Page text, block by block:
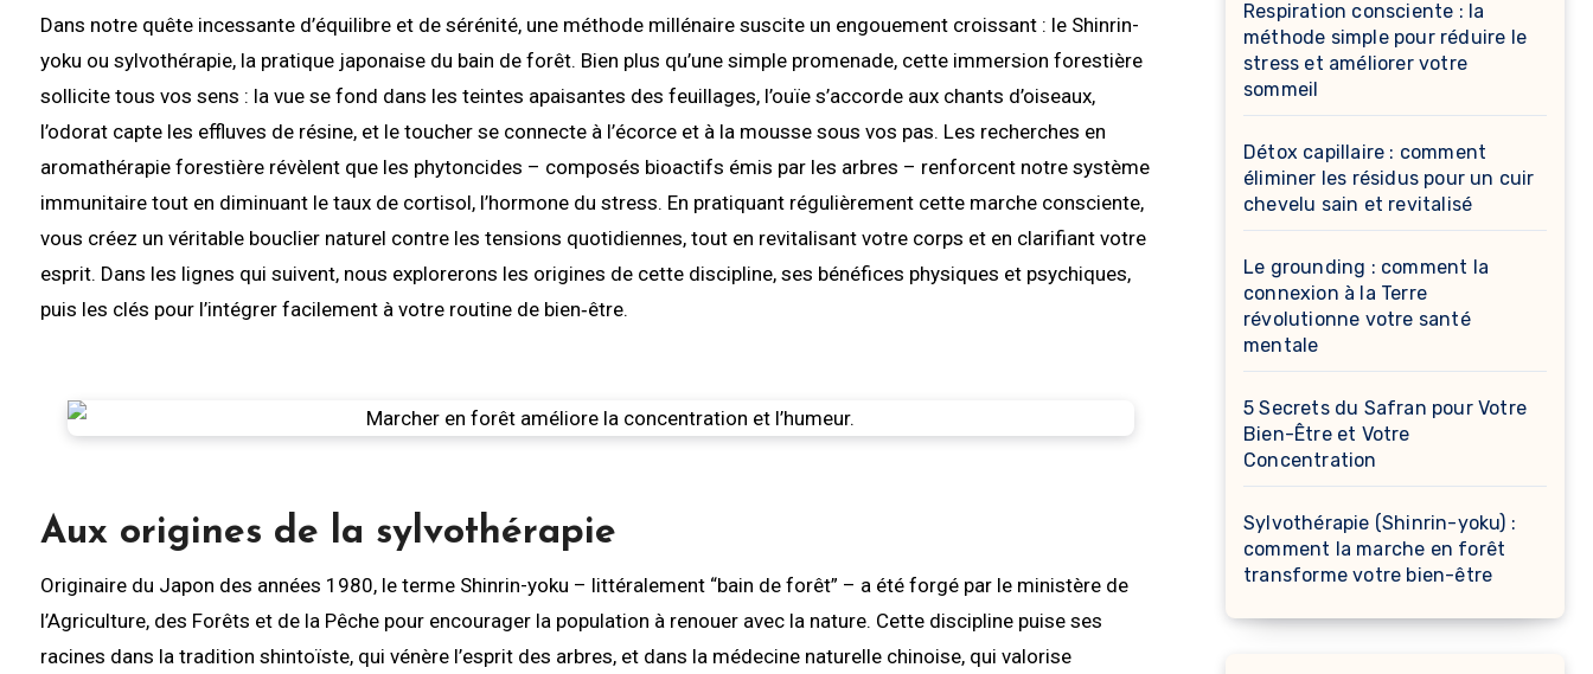
Dans notre quête incessante d’équilibre et de sérénité, une méthode millénaire suscite un engouement croissant : le Shinrin-
yoku ou sylvothérapie, la pratique japonaise du bain de forêt. Bien plus qu’une simple promenade, cette immersion forestière
sollicite tous vos sens : la vue se fond dans les teintes apaisantes des feuillages, l’ouïe s’accorde aux chants d’oiseaux,
l’odorat capte les effluves de résine, et le toucher se connecte à l’écorce et à la mousse sous vos pas. Les recherches en
aromathérapie forestière révèlent que les phytoncides – composés bioactifs émis par les arbres – renforcent notre système
immunitaire tout en diminuant le taux de cortisol, l’hormone du stress. En pratiquant régulièrement cette marche consciente,
vous créez un véritable bouclier naturel contre les tensions quotidiennes, tout en revitalisant votre corps et en clarifiant votre
esprit. Dans les lignes qui suivent, nous explorerons les origines de cette discipline, ses bénéfices physiques et psychiques,
puis les clés pour l’intégrer facilement à votre routine de bien‑être.
Aux origines de la sylvothérapie
Originaire du Japon des années 1980, le terme Shinrin-yoku – littéralement “bain de forêt” – a été forgé par le ministère de
l’Agriculture, des Forêts et de la Pêche pour encourager la population à renouer avec la nature. Cette discipline puise ses
racines dans la tradition shintoïste, qui vénère l’esprit des arbres, et dans la médecine naturelle chinoise, qui valorise
Respiration consciente : la
méthode simple pour réduire le
stress et améliorer votre
sommeil
Détox capillaire : comment
éliminer les résidus pour un cuir
chevelu sain et revitalisé
Le grounding : comment la
connexion à la Terre
révolutionne votre santé
mentale
5 Secrets du Safran pour Votre
Bien-Être et Votre
Concentration
Sylvothérapie (Shinrin-yoku) :
comment la marche en forêt
transforme votre bien-être